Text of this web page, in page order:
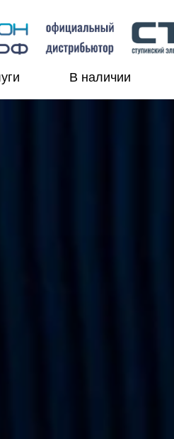
В наличии